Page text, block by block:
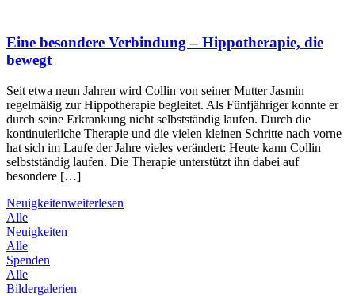
Eine besondere Verbindung – Hippotherapie, die
bewegt
Seit etwa neun Jahren wird Collin von seiner Mutter Jasmin
regelmäßig zur Hippotherapie begleitet. Als Fünfjähriger konnte er
durch seine Erkrankung nicht selbstständig laufen. Durch die
kontinuierliche Therapie und die vielen kleinen Schritte nach vorne
hat sich im Laufe der Jahre vieles verändert: Heute kann Collin
selbstständig laufen. Die Therapie unterstützt ihn dabei auf
besondere […]
Neuigkeitenweiterlesen
Alle
Neuigkeiten
Alle
Spenden
Alle
Bildergalerien